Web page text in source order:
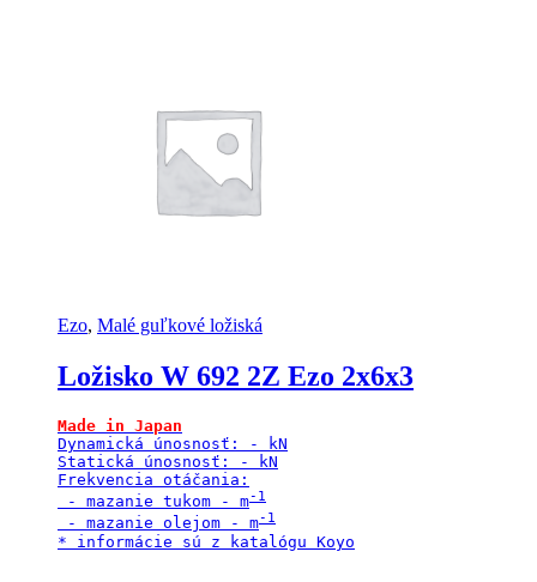
Ezo, Malé guľkové ložiská
Ložisko W 692 2Z Ezo 2x6x3
Made in Japan
Dynamická únosnosť: - kN
Statická únosnosť: - kN
Frekvencia otáčania:
- mazanie tukom - m
- mazanie olejom - m
* informácie sú z katalógu Koyo